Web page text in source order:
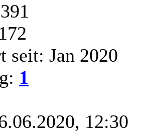
seit: Jan 2020
1
12:30